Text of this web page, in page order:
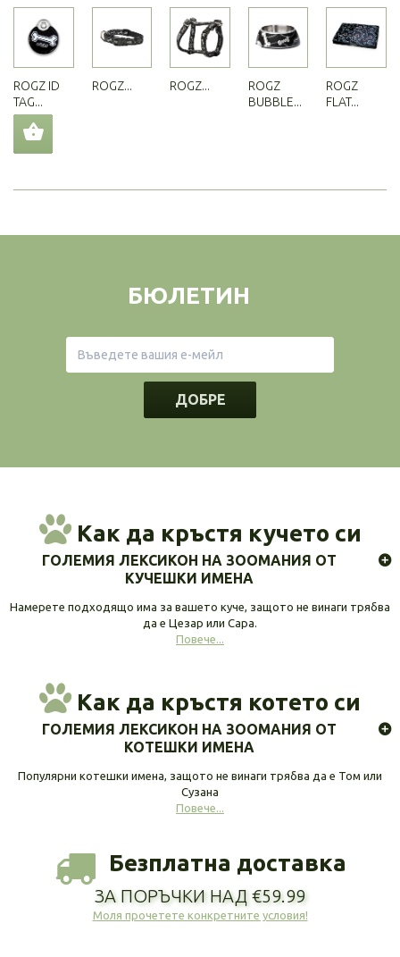
ROGZ ID
TAG...
ROGZ... ROGZ...
ROGZ
BUBBLE...
ROGZ
FLAT...
БЮЛЕТИН
ДОБРЕ
Как да кръстя кучето си
ГОЛЕМИЯ ЛЕКСИКОН НА ЗООМАНИЯ ОТ
КУЧЕШКИ ИМЕНА
Намерете подходящо има за вашето куче, защото не винаги трябва
да е Цезар или Сара.
Повече...
Как да кръстя котето си
ГОЛЕМИЯ ЛЕКСИКОН НА ЗООМАНИЯ ОТ
КОТЕШКИ ИМЕНА
Популярни котешки имена, защото не винаги трябва да е Том или
Сузана
Повече...
Безплатна доставка
ЗА ПОРЪЧКИ НАД €59.99
Моля прочетете конкретните условия!